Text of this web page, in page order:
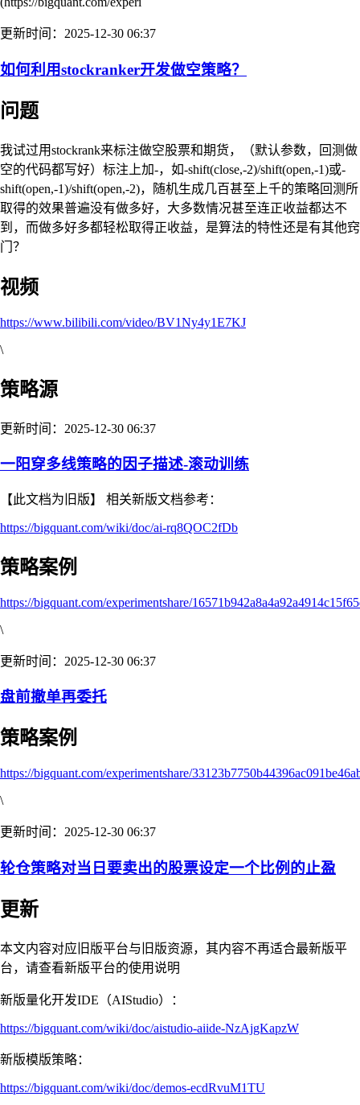
更新时间：2025-12-30 06:37
如何利用stockranker开发做空策略？
问题
我试过用stockrank来标注做空股票和期货，（默认参数，回测做
空的代码都写好）标注上加-，如-shift(close,-2)/shift(open,-1)或-
shift(open,-1)/shift(open,-2)，随机生成几百甚至上千的策略回测所
取得的效果普遍没有做多好，大多数情况甚至连正收益都达不
到，而做多好多都轻松取得正收益，是算法的特性还是有其他窍
门？
视频
https://www.bilibili.com/video/BV1Ny4y1E7KJ
\
策略源
更新时间：2025-12-30 06:37
一阳穿多线策略的因子描述-滚动训练
【此文档为旧版】 相关新版文档参考：
https://bigquant.com/wiki/doc/ai-rq8QOC2fDb
策略案例
https://bigquant.com/experimentshare/
\
更新时间：2025-12-30 06:37
盘前撤单再委托
策略案例
https://bigquant.com/experimentshare/
\
更新时间：2025-12-30 06:37
轮仓策略对当日要卖出的股票设定一个比例的止盈
更新
本文内容对应旧版平台与旧版资源，其内容不再适合最新版平
台，请查看新版平台的使用说明
新版量化开发IDE（AIStudio）：
https://bigquant.com/wiki/doc/aistudio-aiide-NzAjgKapzW
新版模版策略：
https://bigquant.com/wiki/doc/demos-ecdRvuM1TU